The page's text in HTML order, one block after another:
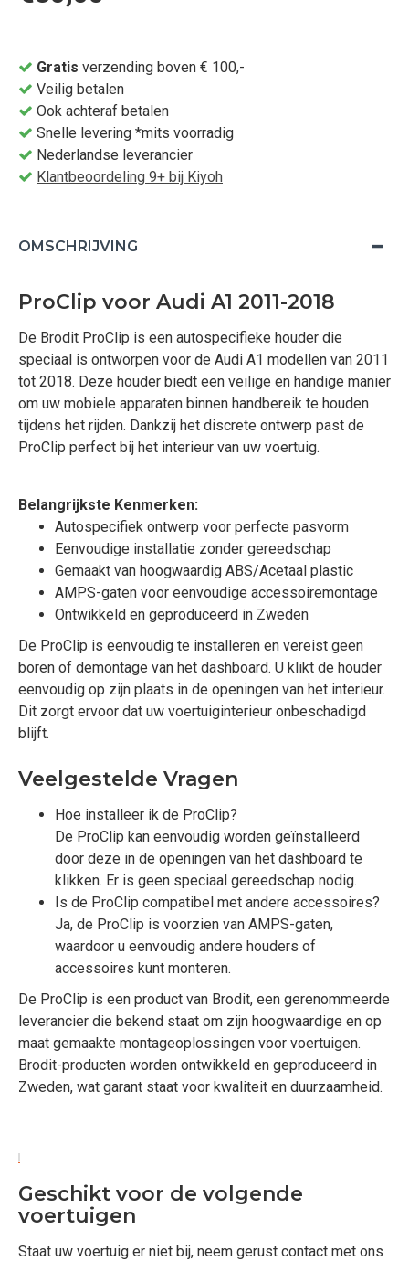
Gratis verzending boven € 100,-
Veilig betalen
Ook achteraf betalen
Snelle levering *mits voorradig
Nederlandse leverancier
Klantbeoordeling 9+ bij Kiyoh
OMSCHRIJVING
ProClip voor Audi A1 2011-2018
De Brodit ProClip is een autospecifieke houder die
speciaal is ontworpen voor de Audi A1 modellen van 2011
tot 2018. Deze houder biedt een veilige en handige manier
om uw mobiele apparaten binnen handbereik te houden
tijdens het rijden. Dankzij het discrete ontwerp past de
ProClip perfect bij het interieur van uw voertuig.
Belangrijkste Kenmerken:
Autospecifiek ontwerp voor perfecte pasvorm
Eenvoudige installatie zonder gereedschap
Gemaakt van hoogwaardig ABS/Acetaal plastic
AMPS-gaten voor eenvoudige accessoiremontage
Ontwikkeld en geproduceerd in Zweden
De ProClip is eenvoudig te installeren en vereist geen
boren of demontage van het dashboard. U klikt de houder
eenvoudig op zijn plaats in de openingen van het interieur.
Dit zorgt ervoor dat uw voertuiginterieur onbeschadigd
blijft.
Veelgestelde Vragen
Hoe installeer ik de ProClip?
De ProClip kan eenvoudig worden geïnstalleerd
door deze in de openingen van het dashboard te
klikken. Er is geen speciaal gereedschap nodig.
Is de ProClip compatibel met andere accessoires?
Ja, de ProClip is voorzien van AMPS-gaten,
waardoor u eenvoudig andere houders of
accessoires kunt monteren.
De ProClip is een product van Brodit, een gerenommeerde
leverancier die bekend staat om zijn hoogwaardige en op
maat gemaakte montageoplossingen voor voertuigen.
Brodit-producten worden ontwikkeld en geproduceerd in
Zweden, wat garant staat voor kwaliteit en duurzaamheid.
Geschikt voor de volgende
voertuigen
Staat uw voertuig er niet bij, neem gerust contact met ons